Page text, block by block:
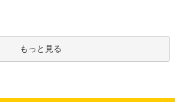
もっと見る